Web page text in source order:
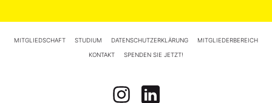
MITGLIEDSCHAFT STUDIUM DATENSCHUTZERKLÄRUNG MITGLIEDERBEREICH
KONTAKT SPENDEN SIE JETZT!